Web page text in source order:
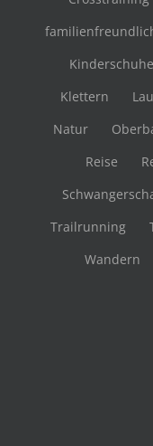
Kinderschuhe
Klettern
Natur
Reise
Trailrunning
Wandern